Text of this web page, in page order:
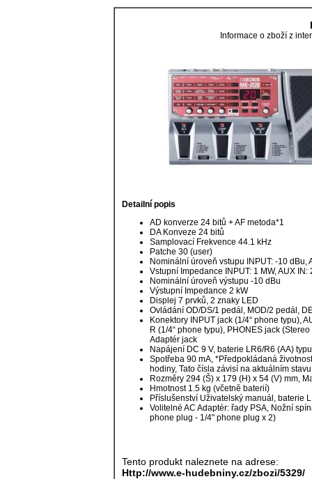
Informace o zboží z
Detailní popis
AD konverze 24 bitů + AF metoda*1
DA Konveze 24 bitů
Samplovací Frekvence 44.1 kHz
Patche 30 (user)
Nominální úroveň vstupu INPUT: -10 dBu,
Vstupní Impedance INPUT: 1 MW, AUX IN:
Nominální úroveň výstupu -10 dBu
Výstupní Impedance 2 kW
Displej 7 prvků, 2 znaky LED
Ovládání OD/DS/1 pedál, MOD/2 pedál,
Konektory INPUT jack (1/4“ phone typu),
R (1/4“ phone typu), PHONES jack
Adaptér jack
Napájení DC 9 V, baterie LR6/R6 (AA)
Spotřeba 90 mA, *Předpokládaná
hodiny, Tato čísla závisí na aktuálním
Rozměry 294 (Š) x 179 (H) x 54 (V) mm,
Hmotnost 1.5 kg (včetně baterií)
Příslušenství Uživatelský manuál, baterie
Volitelné AC Adaptér: řady PSA, Nožní
phone plug - 1/4" phone plug x 2)
Tento produkt naleznete na adrese:
Http://www.e-hudebniny.cz/zbozi/5329/